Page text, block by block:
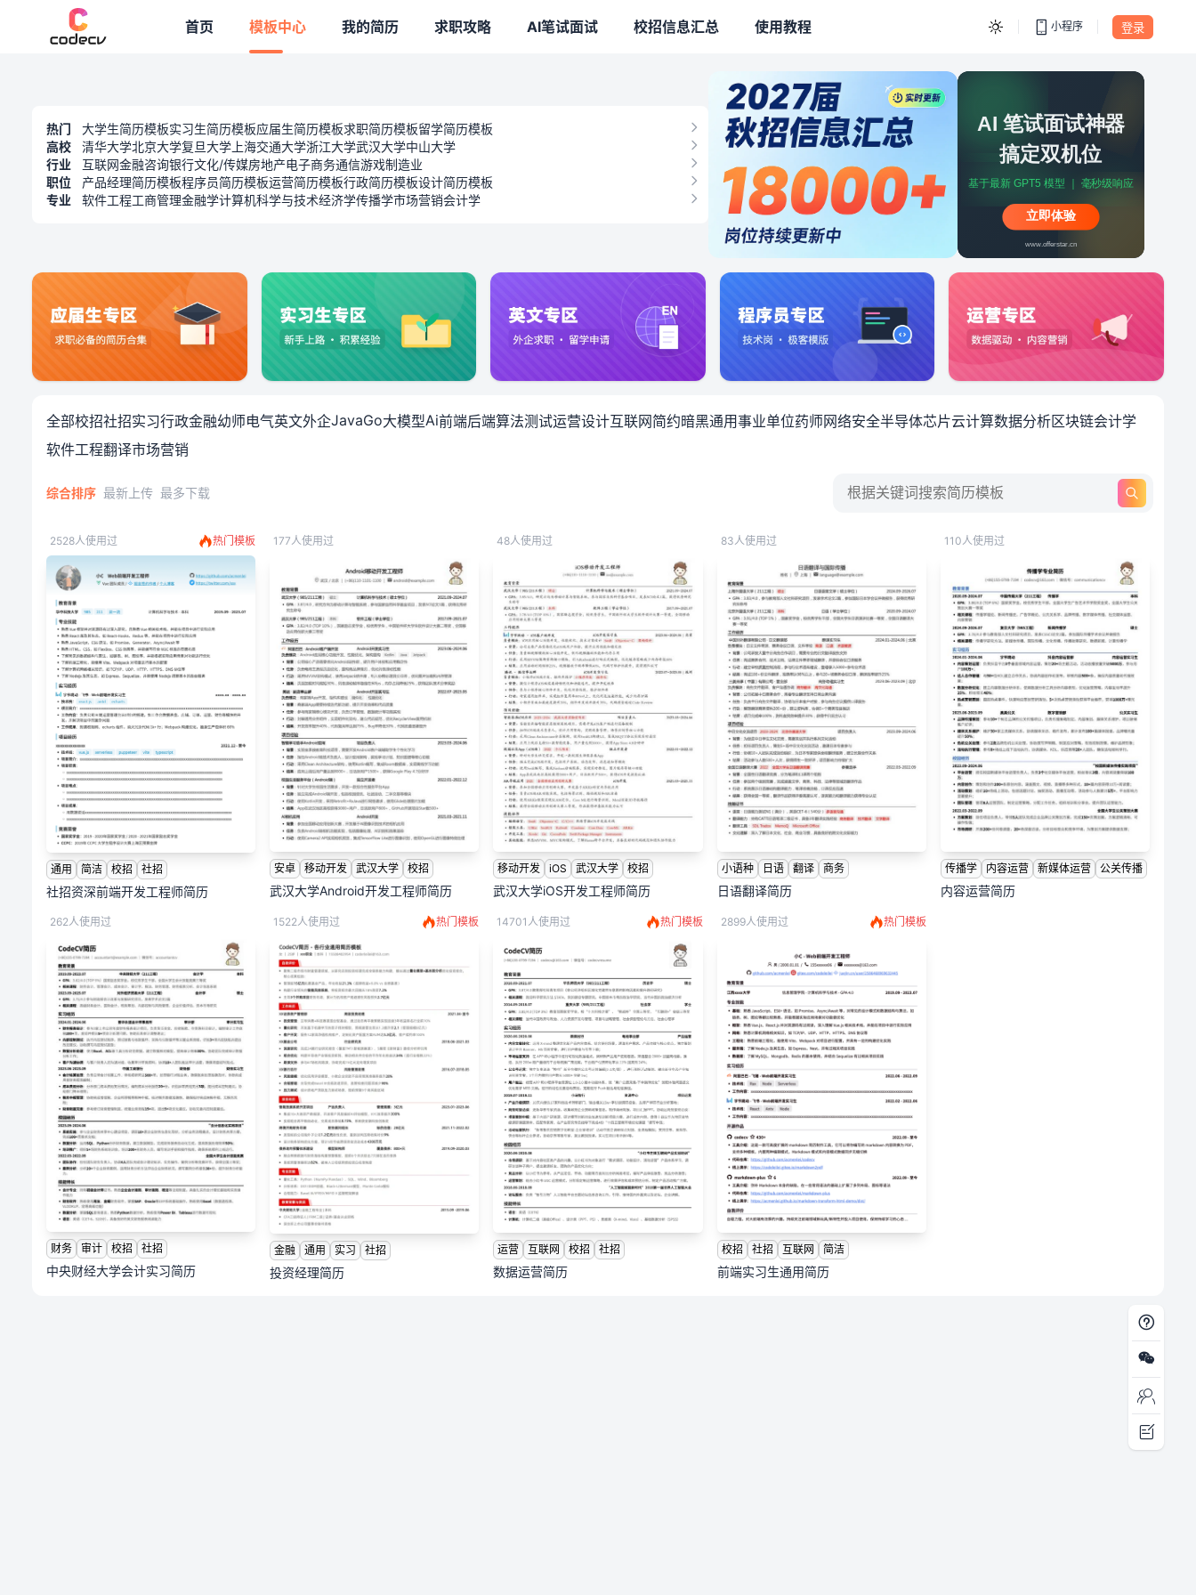
首页 模板中心 我的简历 求职攻略 AI笔试面试 校招信息汇总
专题模板 使用教程 小程序 登录
热门 大学生简历模板实习生简历模板应届生简历模板求职简历模板留学简历模板
高校
清华大学北京大学复旦大学 上海交通大学浙江大学武汉大学中山大学
行业
互联网金融咨询银行文化/传媒房地产电子商务通信游戏制造业
职位
产品经理简历模板程序员简历模板运营简历模板行政简历模板设计简历模板
专业
软件工程工商管理金融学计算机科学与技术经济学传播学市场营销会计学
简洁简历模板免费下载_简洁简历在线制作
全部校招社招实习行政金融幼师电气英文外企JavaGo大模型Ai前端后端算法测试运营设计互联网简约暗黑通用事业单位药师网络安全半导体芯片云计算数据分析区块链会计学
软件工程翻译市场营销
综合排序 最新上传 最多下载
2528人使用过 热门模板
通用 简洁 校招 社招
社招资深前端开发工程师简历
177人使用过
安卓 移动开发 武汉大学 校招
武汉大学Android开发工程师简历
48人使用过
移动开发 iOS 武汉大学 校招
武汉大学iOS开发工程师简历
83人使用过
小语种 日语 翻译 商务
日语翻译简历
110人使用过
传播学 内容运营 新媒体运营 公关传播
内容运营简历
262人使用过
财务 审计 校招 社招
中央财经大学会计实习简历
1522人使用过 热门模板
金融 通用 实习 社招
投资经理简历
14701人使用过 热门模板
运营 互联网 校招 社招
数据运营简历
2899人使用过 热门模板
校招 社招 互联网 简洁
前端实习生通用简历